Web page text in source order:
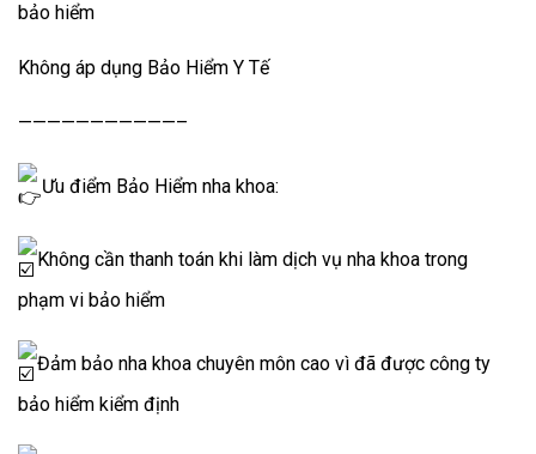
bảo hiểm
Không áp dụng Bảo Hiểm Y Tế
———————————–
Ưu điểm Bảo Hiểm nha khoa:
Không cần thanh toán khi làm dịch vụ nha khoa trong
phạm vi bảo hiểm
Đảm bảo nha khoa chuyên môn cao vì đã được công ty
bảo hiểm kiểm định